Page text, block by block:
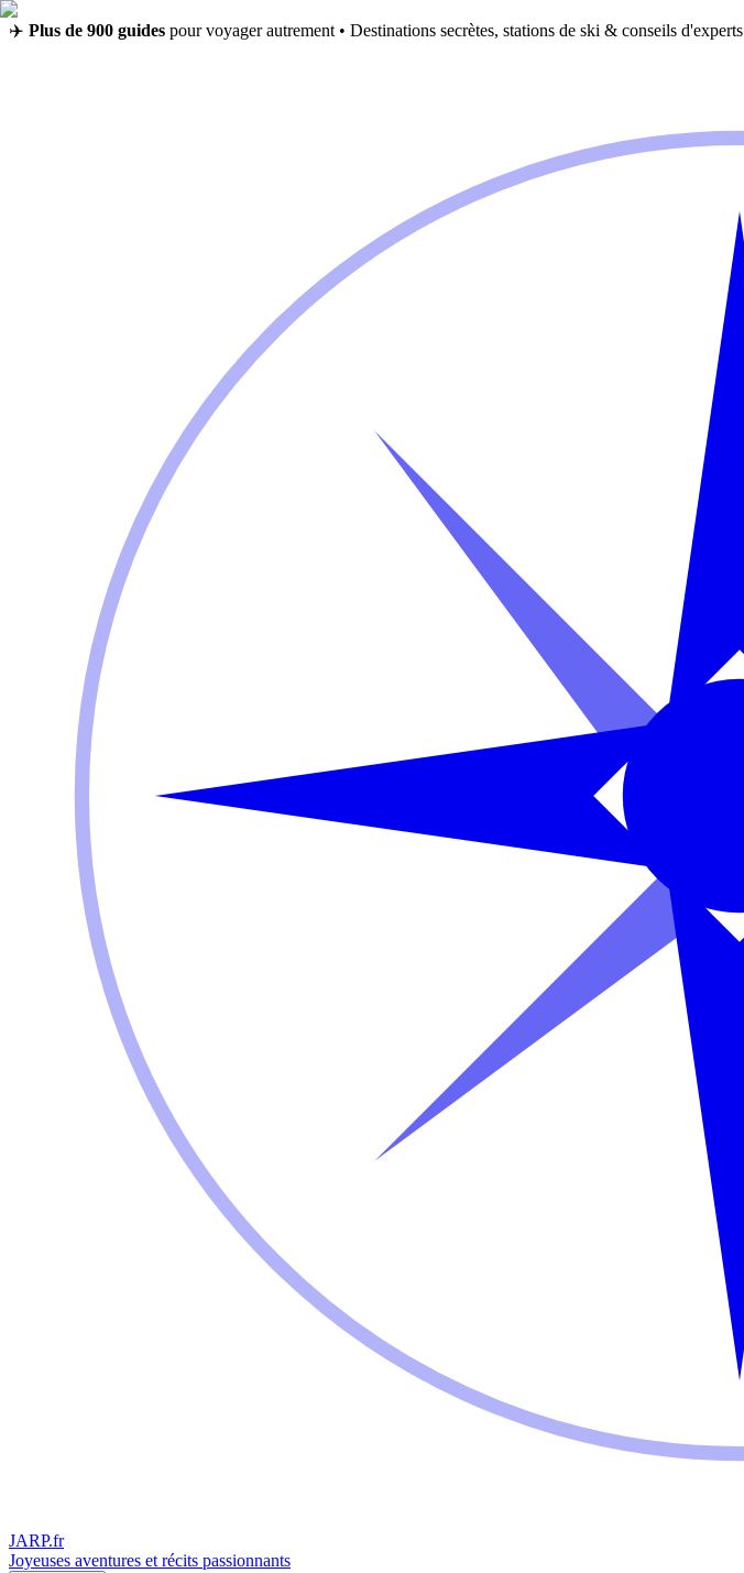
✈️ Plus de 900 guides pour voyager autrement • Destinations secrètes, stations de ski & conseils d'experts
JARP.fr
Joyeuses aventures et récits passionnants